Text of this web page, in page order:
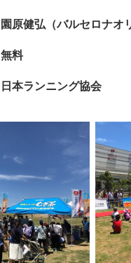
園原健弘（バルセロナオ
無料
日本ランニング協